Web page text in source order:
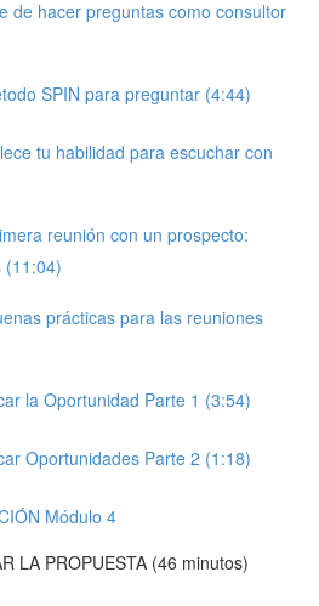
de hacer preguntas como consultor
SPIN para preguntar (4:44)
tu habilidad para escuchar con
reunión con un prospecto:
(11:04)
prácticas para las reuniones
la Oportunidad Parte 1 (3:54)
Oportunidades Parte 2 (1:18)
Módulo 4
LA PROPUESTA (46 minutos)